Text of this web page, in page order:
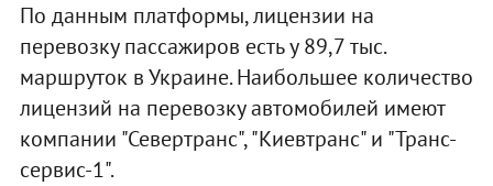
По данным платформы, лицензии на
перевозку пассажиров есть у 89,7 тыс.
маршруток в Украине. Наибольшее количество
лицензий на перевозку автомобилей имеют
компании "Севертранс", "Киевтранс" и "Транс-
сервис-1".